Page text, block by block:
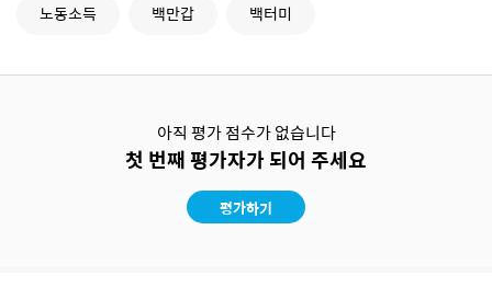
노동소득
백만갑 백터미
아직 평가 점수가 없습니다
첫 번째 평가자가 되어 주세요
평가하기